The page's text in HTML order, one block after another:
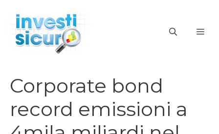
contenuto
Corporate bond
record emissioni a